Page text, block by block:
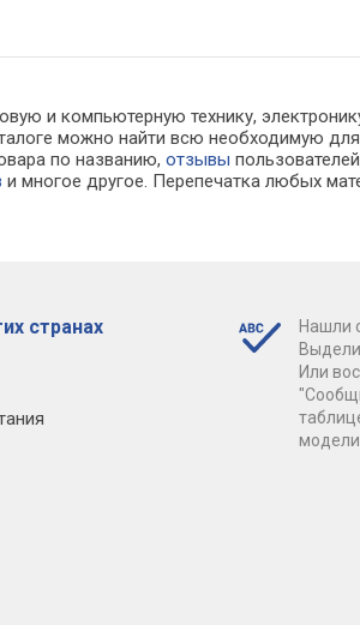
и компьютерную технику,
можно найти всю необходимую
по названию,отзывы
и многое другое. Перепечатка любых
странах
Нашли
Или